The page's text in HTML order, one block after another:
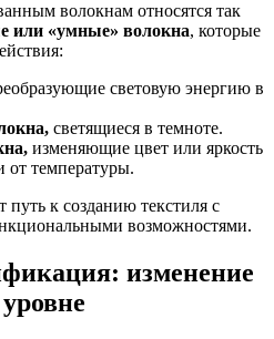
волокнам относятся так
или «умные» волокна, которые
световую энергию в
светящиеся в темноте.
изменяющие цвет или яркость
от температуры.
к созданию текстиля с
возможностями.
изменение